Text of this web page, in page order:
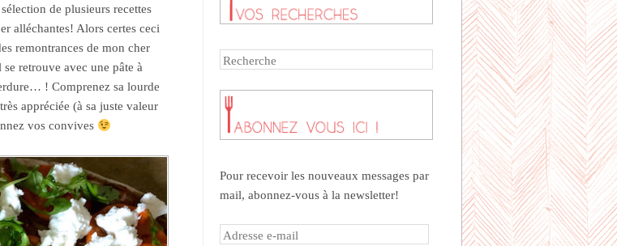
de plusieurs recettes
alléchantes! Alors certes ceci
remontrances de mon cher
retrouve avec une pâte à
! Comprenez sa lourde
appréciée (à sa juste valeur
vos convives
Recherche
Pour recevoir les nouveaux messages par
mail, abonnez-vous à la newsletter!
Adresse